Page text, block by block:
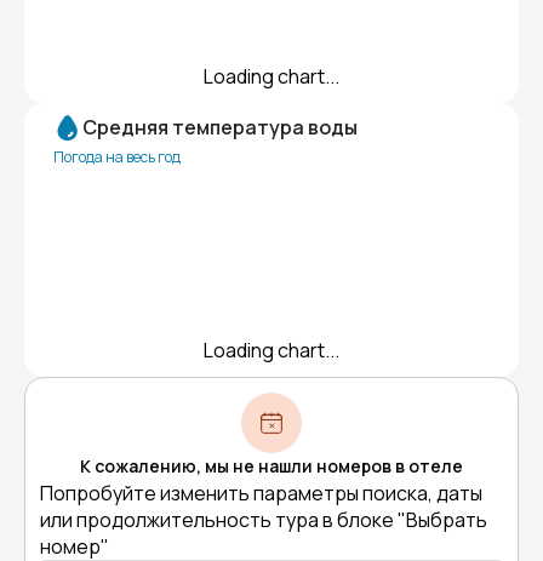
Loading chart...
Средняя температура воды
Погода на весь год
Loading chart...
К сожалению, мы не нашли номеров в отеле
Попробуйте изменить параметры поиска, даты
или продолжительность тура в блоке "Выбрать
номер"